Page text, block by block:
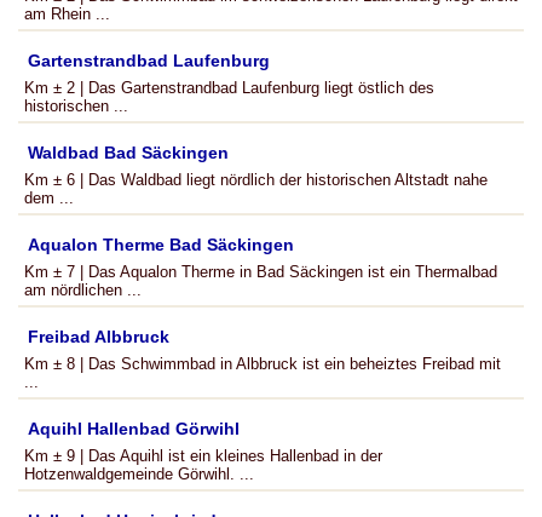
am Rhein ...
Gartenstrandbad Laufenburg
Km ± 2 | Das Gartenstrandbad Laufenburg liegt östlich des
historischen ...
Waldbad Bad Säckingen
Km ± 6 | Das Waldbad liegt nördlich der historischen Altstadt nahe
dem ...
Aqualon Therme Bad Säckingen
Km ± 7 | Das Aqualon Therme in Bad Säckingen ist ein Thermalbad
am nördlichen ...
Freibad Albbruck
Km ± 8 | Das Schwimmbad in Albbruck ist ein beheiztes Freibad mit
...
Aquihl Hallenbad Görwihl
Km ± 9 | Das Aquihl ist ein kleines Hallenbad in der
Hotzenwaldgemeinde Görwihl. ...